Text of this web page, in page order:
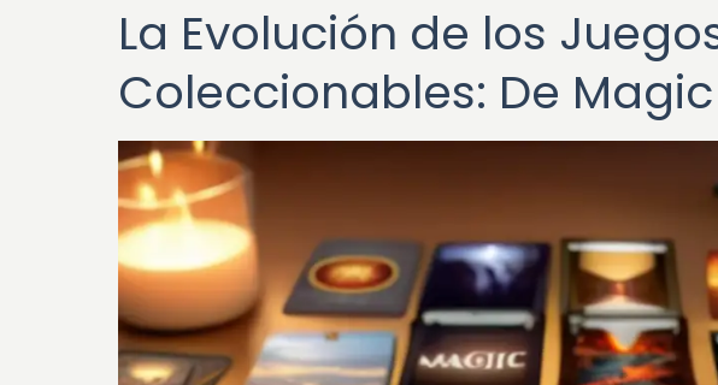
La Evolución de los
Coleccionables: De